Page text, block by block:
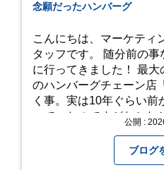
念願だったハンバーグ
こんにちは、マーケティ
タッフです。 随分前の事なのですが、静岡へ旅行
に行ってきました！ 最
のハンバーグチェーン店
く事。実は10年ぐらい前
っていたのですがなかな
って待機する事になった
らった整理券で、お店に
公開 :
ブログ